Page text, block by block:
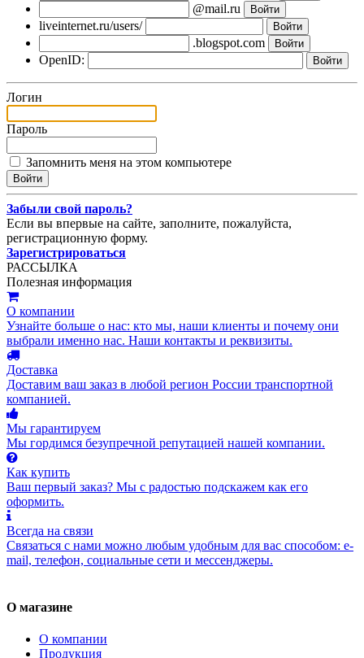
@mail.ru
liveinternet.ru/users/
.blogspot.com
OpenID:
Логин
Пароль
Запомнить меня на этом компьютере
Забыли свой пароль?
Если вы впервые на сайте, заполните, пожалуйста,
регистрационную форму.
Зарегистрироваться
РАССЫЛКА
Полезная информация
О компании
Узнайте больше о нас: кто мы, наши клиенты и почему они
выбрали именно нас. Наши контакты и реквизиты.
Доставка
Доставим ваш заказ в любой регион России транспортной
компанией.
Мы гарантируем
Мы гордимся безупречной репутацией нашей компании.
Как купить
Ваш первый заказ? Мы с радостью подскажем как его
оформить.
Всегда на связи
Связаться с нами можно любым удобным для вас способом: e-
mail, телефон, социальные сети и мессенджеры.
О магазине
О компании
Продукция